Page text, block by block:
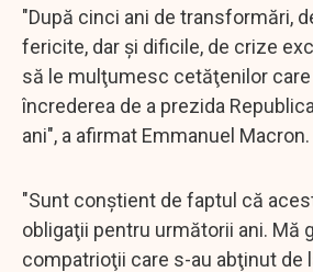
"După cinci ani de transformări,
fericite, dar şi dificile, de crize
să le mulţumesc cetăţenilor
încrederea de a prezida
ani", a afirmat Emmanuel Macron.
"Sunt conştient de faptul că
obligaţii pentru următorii ani. Mă
compatrioţii care s-au abţinut de